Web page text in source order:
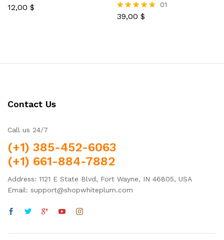
Rated
12,00 $
Rated
01
39,00 $
Contact Us
Call us 24/7
(+1) 385-452-6063
(+1) 661-884-7882
Address: 1121 E State Blvd, Fort Wayne, IN 46805, USA
Email: support@shopwhiteplum.com